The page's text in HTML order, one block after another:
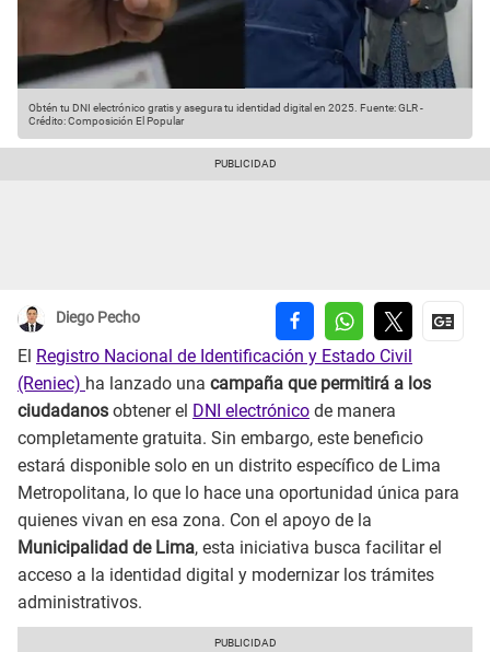
Obtén tu DNI electrónico gratis y asegura tu identidad digital en 2025. Fuente: GLR-
Crédito: Composición El Popular
Diego Pecho
El Registro Nacional de Identificación y Estado Civil
(Reniec) ha lanzado una campaña que permitirá a los
ciudadanos obtener el DNI electrónico de manera
completamente gratuita. Sin embargo, este beneficio
estará disponible solo en un distrito específico de Lima
Metropolitana, lo que lo hace una oportunidad única para
quienes vivan en esa zona. Con el apoyo de la
Municipalidad de Lima, esta iniciativa busca facilitar el
acceso a la identidad digital y modernizar los trámites
administrativos.